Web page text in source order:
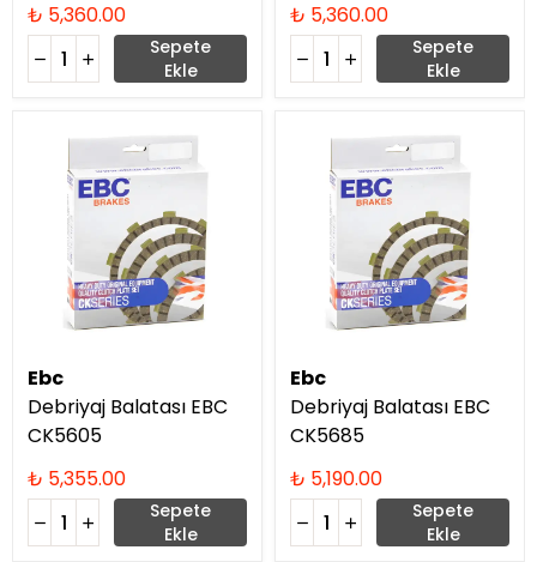
₺ 5,360.00
Sepete
Ekle
₺ 5,360.00
Sepete
Ekle
Ebc
Debriyaj Balatası EBC
CK5605
₺ 5,355.00
Sepete
Ekle
Ebc
Debriyaj Balatası EBC
CK5685
₺ 5,190.00
Sepete
Ekle